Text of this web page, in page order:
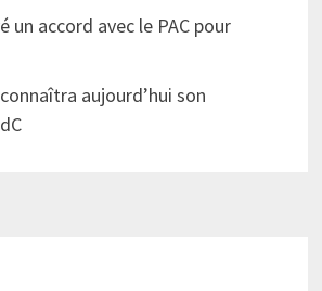
un accord avec le PAC pour
aujourd’hui son